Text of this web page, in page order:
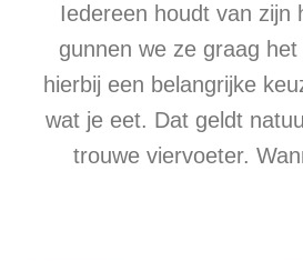
Iedereen houdt van zijn
gunnen we ze graag
hierbij een belangrijke
wat je eet. Dat geldt
trouwe viervoeter.